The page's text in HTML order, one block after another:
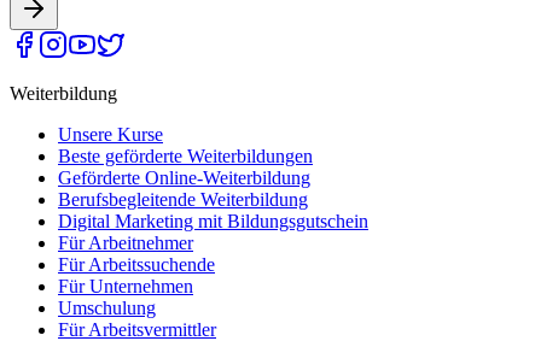
Weiterbildung
Unsere Kurse
Beste geförderte Weiterbildungen
Geförderte Online-Weiterbildung
Berufsbegleitende Weiterbildung
Digital Marketing mit Bildungsgutschein
Für Arbeitnehmer
Für Arbeitssuchende
Für Unternehmen
Umschulung
Für Arbeitsvermittler